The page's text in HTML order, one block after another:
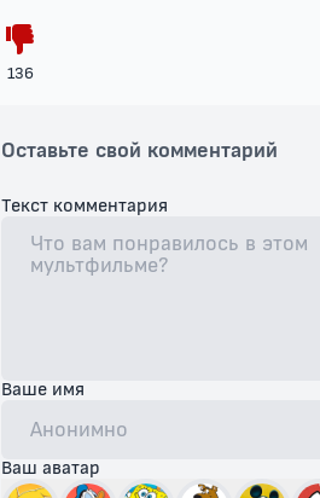
136
Оставьте свой комментарий
Текст комментария
Ваше имя
Ваш аватар